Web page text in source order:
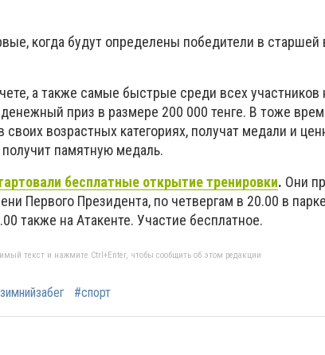
когда будут определены победители в старшей
а также самые быстрые среди всех участников
приз в размере 200 000 тенге. В тоже
возрастных категориях, получат медали и
памятную медаль.
бесплатные открытие тренировки. Они
Первого Президента, по четвергам в 20.00 в
также на Атакенте. Участие бесплатное.
текст и нажмите Ctrl+Enter, чтобы сообщить об этом редакции
#спорт